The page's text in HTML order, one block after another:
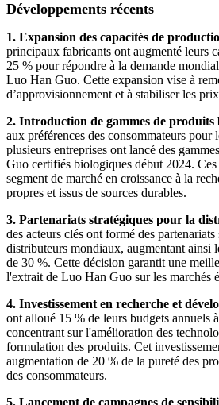
Développements récents
1. Expansion des capacités de
principaux fabricants ont augmenté leurs
25 % pour répondre à la demande
Luo Han Guo. Cette expansion vise à
d’approvisionnement et à stabiliser les
2. Introduction de gammes de produits
aux préférences des consommateurs pour
plusieurs entreprises ont lancé des
Guo certifiés biologiques début 2024. Ces
segment de marché en croissance à la
propres et issus de sources durables.
3. Partenariats stratégiques pour la
des acteurs clés ont formé des
distributeurs mondiaux, augmentant ainsi
de 30 %. Cette décision garantit une
l'extrait de Luo Han Guo sur les marchés
4. Investissement en recherche et
ont alloué 15 % de leurs budgets annuels
concentrant sur l'amélioration des
formulation des produits. Cet
augmentation de 20 % de la pureté des
des consommateurs.